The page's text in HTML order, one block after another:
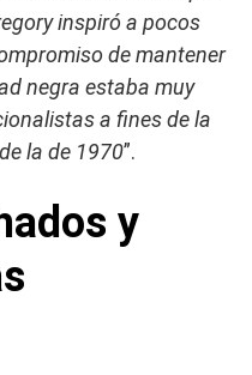
inspiró a pocos
de mantener
negra estaba muy
a fines de la
la de 1970”.
y